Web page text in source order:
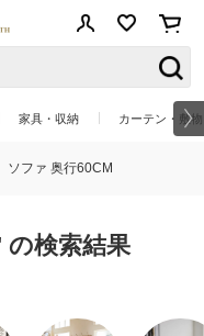
家具・収納 カーテン・敷
ソファ 奥行60CM
の検索結果